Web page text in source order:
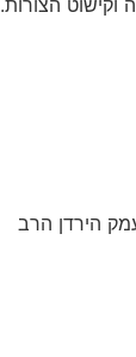
וקישוט הצורות.
הירדן הרב